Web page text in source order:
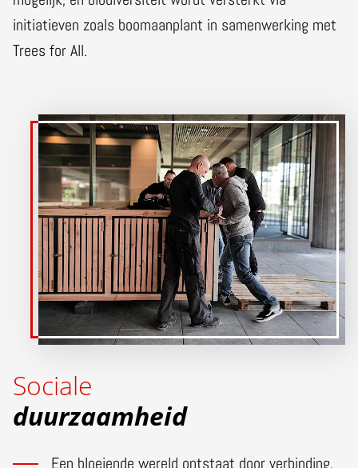
initiatieven zoals boomaanplant in samenwerking met
Trees for All.
Sociale
duurzaamheid
Een bloeiende wereld ontstaat door verbinding,